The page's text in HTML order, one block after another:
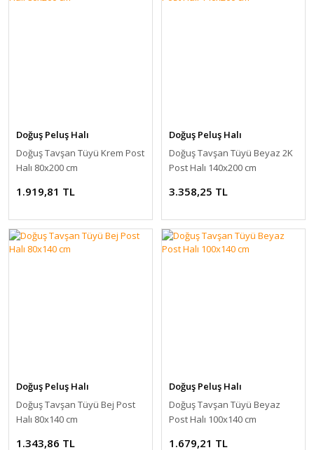
Doğuş Peluş Halı
Doğuş Tavşan Tüyü Krem Post
Halı 80x200 cm
1.919,81 TL
Doğuş Peluş Halı
Doğuş Tavşan Tüyü Beyaz 2K
Post Halı 140x200 cm
3.358,25 TL
Doğuş Peluş Halı
Doğuş Tavşan Tüyü Bej Post
Halı 80x140 cm
1.343,86 TL
Doğuş Peluş Halı
Doğuş Tavşan Tüyü Beyaz
Post Halı 100x140 cm
1.679,21 TL